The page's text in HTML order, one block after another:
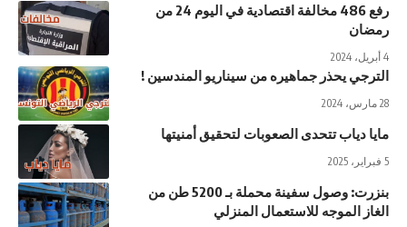
رفع 486 مخالفة اقتصادية في اليوم 24 من
رمضان
4 أبريل، 2024
الترجي يحذر جماهيره من سيناريو المندسين !
28 مارس، 2024
مايا دياب تتحدى الصعوبات لتحقيق أمنيتها
5 فبراير، 2025
بنزرت: وصول سفينة محملة بـ 5200 طن من
الغاز الموجه للاستعمال المنزلي